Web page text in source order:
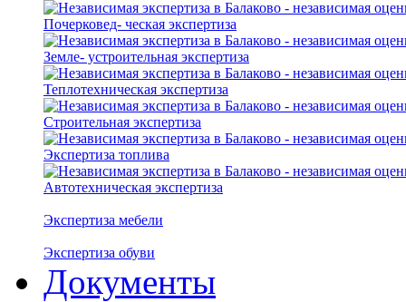
Почерковед- ческая экспертиза
Земле- устроительная экспертиза
Теплотехническая экспертиза
Строительная экспертиза
Экспертиза топлива
Автотехническая экспертиза
Экспертиза мебели
Экспертиза обуви
Документы